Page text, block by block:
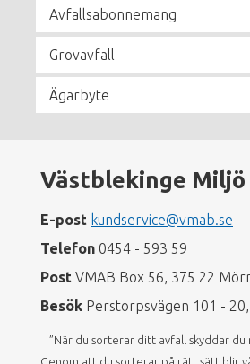
Avfallsabonnemang
Grovavfall
Ägarbyte
Västblekinge Miljö
E-post kundservice@vmab.se
Telefon 0454 - 593 59
Post VMAB Box 56, 375 22
Besök Perstorpsvägen 101 -
”När du sorterar ditt avfall skyddar du
Genom att du sorterar på rätt sätt blir